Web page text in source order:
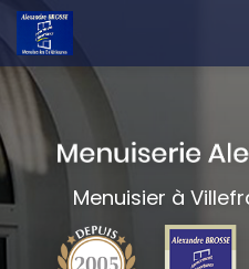
Aller
contenu
principal
Menuisier à